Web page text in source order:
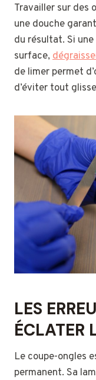
Travailler sur des
une douche
du résultat. Si
surface,
de limer permet
d’éviter tout
LES
ÉCLATER
Le coupe-ongles
permanent. Sa